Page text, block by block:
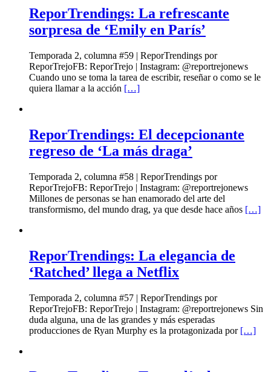
ReporTrendings: La refrescante
sorpresa de ‘Emily en París’
Temporada 2, columna #59 | ReporTrendings por
ReporTrejoFB: ReporTrejo | Instagram: @reportrejonews
Cuando uno se toma la tarea de escribir, reseñar o como se le
quiera llamar a la acción […]
ReporTrendings: El decepcionante
regreso de ‘La más draga’
Temporada 2, columna #58 | ReporTrendings por
ReporTrejoFB: ReporTrejo | Instagram: @reportrejonews
Millones de personas se han enamorado del arte del
transformismo, del mundo drag, ya que desde hace años […]
ReporTrendings: La elegancia de
‘Ratched’ llega a Netflix
Temporada 2, columna #57 | ReporTrendings por
ReporTrejoFB: ReporTrejo | Instagram: @reportrejonews Sin
duda alguna, una de las grandes y más esperadas
producciones de Ryan Murphy es la protagonizada por […]